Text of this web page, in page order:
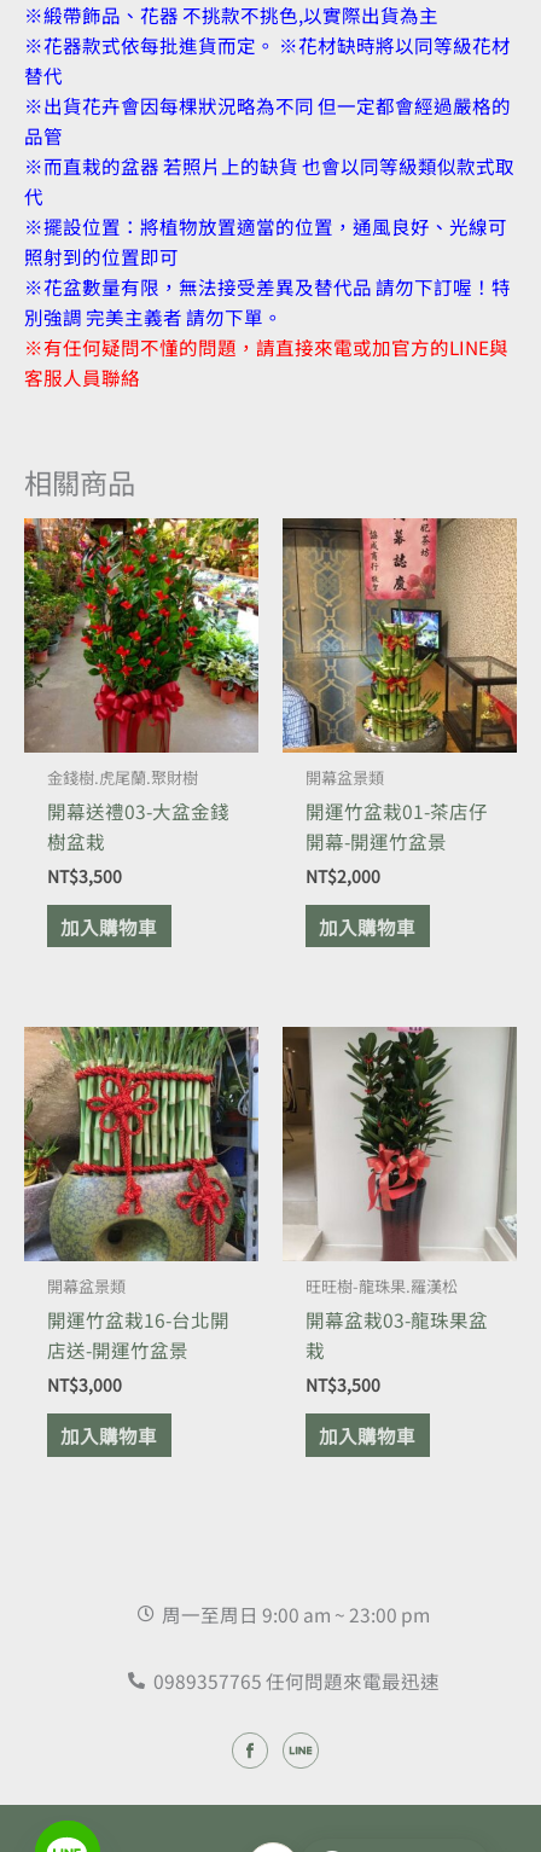
※緞帶飾品、花器 不挑款不挑色,以實際出貨為主
※花器款式依每批進貨而定。 ※花材缺時將以同等級花材
替代
※出貨花卉會因每棵狀況略為不同 但一定都會經過嚴格的
品管
※而直栽的盆器 若照片上的缺貨 也會以同等級類似款式取
代
※擺設位置：將植物放置適當的位置，通風良好、光線可
照射到的位置即可
※花盆數量有限，無法接受差異及替代品 請勿下訂喔！特
別強調 完美主義者 請勿下單。
※有任何疑問不懂的問題，請直接來電或加官方的LINE與
客服人員聯絡
相關商品
金錢樹.虎尾蘭.聚財樹
開幕送禮03-大盆金錢
樹盆栽
NT$3,500
加入購物車
開幕盆景類
開運竹盆栽01-茶店仔
開幕-開運竹盆景
NT$2,000
加入購物車
開幕盆景類
開運竹盆栽16-台北開
店送-開運竹盆景
NT$3,000
加入購物車
旺旺樹-龍珠果.羅漢松
開幕盆栽03-龍珠果盆
栽
NT$3,500
加入購物車
周一至周日 9:00 am ~ 23:00 pm
0989357765 任何問題來電最迅速